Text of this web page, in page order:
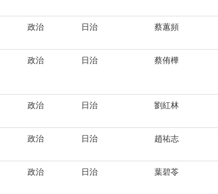
政治 日治 蔡蕙頻
政治 日治 蔡侑樺
政治 日治 劉紅林
政治 日治 趙祐志
政治 日治 葉碧苓